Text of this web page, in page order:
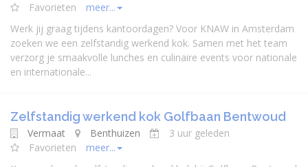
Favorieten
meer...
Werk jij graag tijdens kantoordagen? Voor KNAW in Amsterdam
zoeken we een zelfstandig werkend kok. Samen met het team
verzorg je smaakvolle lunches en culinaire events voor nationale
en internationale...
Zelfstandig werkend kok Golfbaan Bentwoud
Vermaat Benthuizen
3 uur geleden
Favorieten
meer...